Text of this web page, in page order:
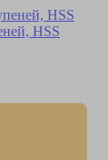
HSS